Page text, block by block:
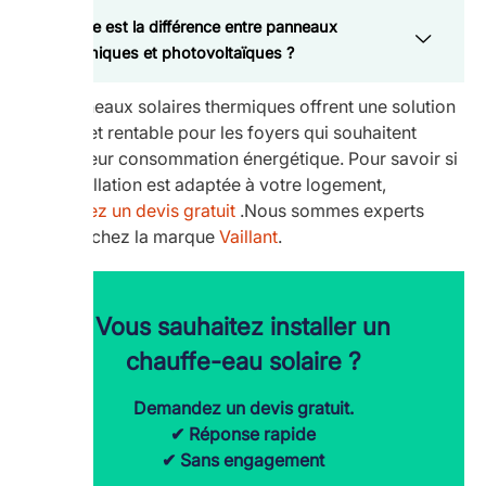
Quelle est la différence entre panneaux
thermiques et photovoltaïques ?
Les panneaux solaires thermiques offrent une solution
durable et rentable pour les foyers qui souhaitent
réduire leur consommation énergétique. Pour savoir si
une installation est adaptée à votre logement,
demandez un devis gratuit .Nous sommes experts
certifiés chez la marque Vaillant.
Vous sauhaitez installer un
chauffe-eau solaire ?
Demandez un devis gratuit.
✔ Réponse rapide
✔ Sans engagement